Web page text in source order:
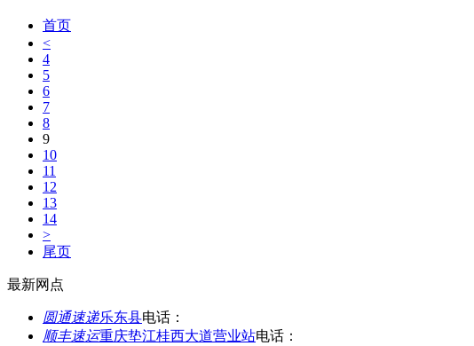
首页
<
4
5
6
7
8
9
10
11
12
13
14
>
尾页
最新网点
圆通速递乐东县电话：
顺丰速运重庆垫江桂西大道营业站电话：